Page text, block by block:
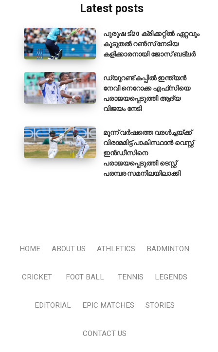
Latest posts
പുരുഷ ടി20 ക്രിക്കറ്റിൽ ഏറ്റവും
കൂടുതൽ റൺസ് നേടിയ
കളിക്കാരനായി ജോസ് ബട്‌ലർ
ഡ്യൂറണ്ട് കപ്പിൽ ഇന്ത്യൻ
നേവി നെറോക്ക എഫ്‌സിയെ
പരാജയപ്പെടുത്തി ആദ്യ
വിജയം നേടി
മൂന്ന് വർഷത്തെ വരൾച്ചയ്ക്ക്
വിരാമമിട്ട് പാകിസ്ഥാൻ വെസ്റ്റ്
ഇൻഡീസിനെ
പരാജയപ്പെടുത്തി ടെസ്റ്റ്
പരമ്പര സമനിലയിലാക്കി
HOME ABOUT US ATHLETICS BADMINTON
CRICKET FOOT BALL TENNIS LEGENDS
EDITORIAL EPIC MATCHES STORIES
CONTACT US